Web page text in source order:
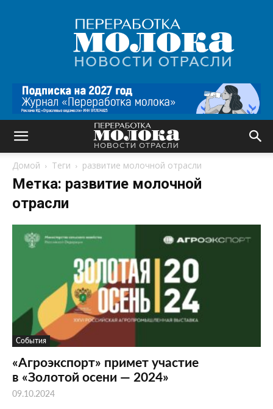
Переработка
молока
|
Новости
Домой Теги развитие молочной отрасли
Метка: развитие молочной
отрасли
События
«Агроэкспорт» примет участие
в «Золотой осени — 2024»
09.10.2024